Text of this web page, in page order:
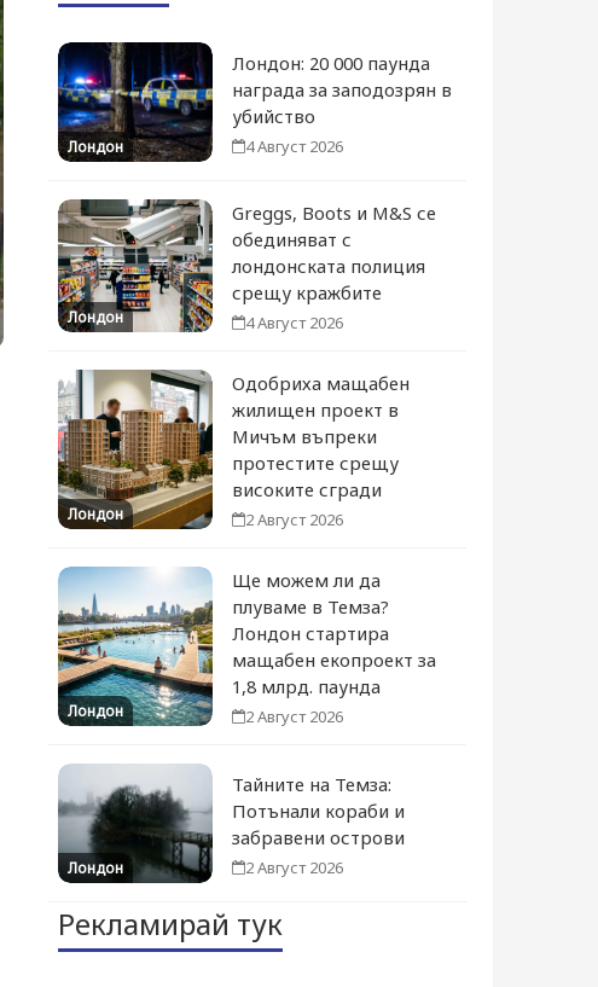
Лондон
Лондон: 20 000 паунда
награда за заподозрян в
убийство
4 Август 2026
Лондон
Greggs, Boots и M&S се
обединяват с
лондонската полиция
срещу кражбите
4 Август 2026
Лондон
Одобриха мащабен
жилищен проект в
Мичъм въпреки
протестите срещу
високите сгради
2 Август 2026
Лондон
Ще можем ли да
плуваме в Темза?
Лондон стартира
мащабен екопроект за
1,8 млрд. паунда
2 Август 2026
Лондон
Тайните на Темза:
Потънали кораби и
забравени острови
2 Август 2026
Рекламирай тук